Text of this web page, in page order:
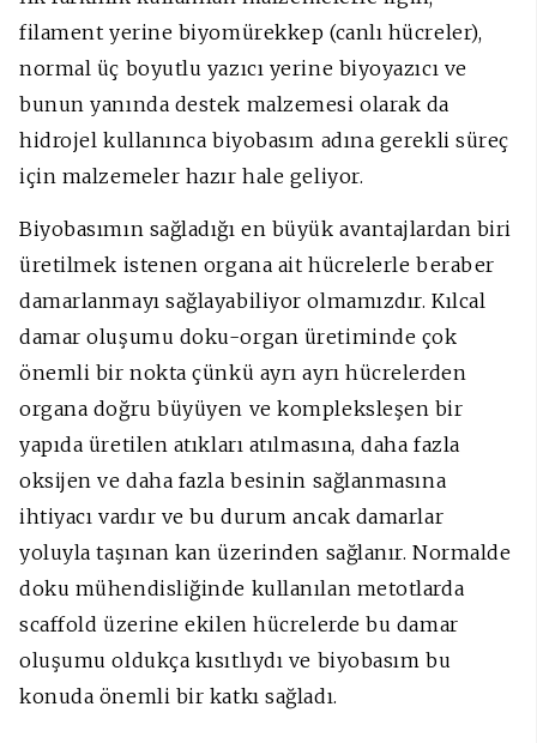
filament yerine biyomürekkep (canlı hücreler),
normal üç boyutlu yazıcı yerine biyoyazıcı ve
bunun yanında destek malzemesi olarak da
hidrojel kullanınca biyobasım adına gerekli süreç
için malzemeler hazır hale geliyor.
Biyobasımın sağladığı en büyük avantajlardan biri
üretilmek istenen organa ait hücrelerle beraber
damarlanmayı sağlayabiliyor olmamızdır. Kılcal
damar oluşumu doku-organ üretiminde çok
önemli bir nokta çünkü ayrı ayrı hücrelerden
organa doğru büyüyen ve kompleksleşen bir
yapıda üretilen atıkları atılmasına, daha fazla
oksijen ve daha fazla besinin sağlanmasına
ihtiyacı vardır ve bu durum ancak damarlar
yoluyla taşınan kan üzerinden sağlanır. Normalde
doku mühendisliğinde kullanılan metotlarda
scaffold üzerine ekilen hücrelerde bu damar
oluşumu oldukça kısıtlıydı ve biyobasım bu
konuda önemli bir katkı sağladı.